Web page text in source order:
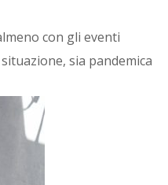
con gli eventi
sia pandemica